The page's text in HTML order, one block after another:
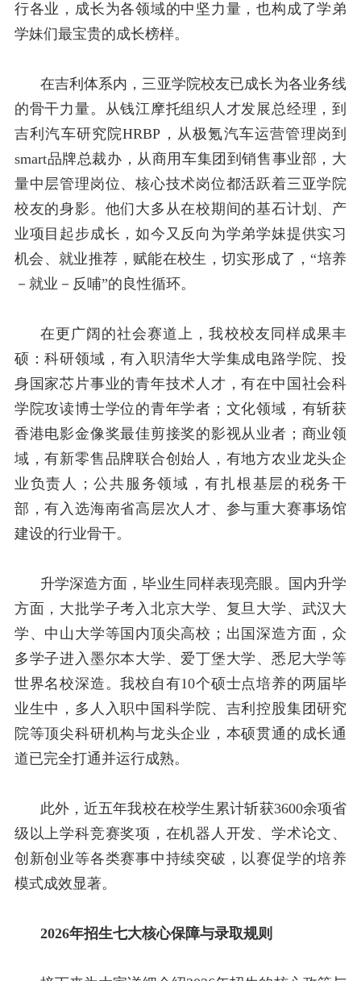
行各业，成长为各领域的中坚力量，也构成了学弟
学妹们最宝贵的成长榜样。
在吉利体系内，三亚学院校友已成长为各业务线
的骨干力量。从钱江摩托组织人才发展总经理，到
吉利汽车研究院HRBP ，从极氪汽车运营管理岗到
smart品牌总裁办，从商用车集团到销售事业部，大
量中层管理岗位、核心技术岗位都活跃着三亚学院
校友的身影。他们大多从在校期间的基石计划、产
业项目起步成长，如今又反向为学弟学妹提供实习
机会、就业推荐，赋能在校生，切实形成了，“培养
－就业－反哺”的良性循环。
在更广阔的社会赛道上，我校校友同样成果丰
硕：科研领域，有入职清华大学集成电路学院、投
身国家芯片事业的青年技术人才，有在中国社会科
学院攻读博士学位的青年学者；文化领域，有斩获
香港电影金像奖最佳剪接奖的影视从业者；商业领
域，有新零售品牌联合创始人，有地方农业龙头企
业负责人；公共服务领域，有扎根基层的税务干
部，有入选海南省高层次人才、参与重大赛事场馆
建设的行业骨干。
升学深造方面，毕业生同样表现亮眼。国内升学
方面，大批学子考入北京大学、复旦大学、武汉大
学、中山大学等国内顶尖高校；出国深造方面，众
多学子进入墨尔本大学、爱丁堡大学、悉尼大学等
世界名校深造。我校自有10个硕士点培养的两届毕
业生中，多人入职中国科学院、吉利控股集团研究
院等顶尖科研机构与龙头企业，本硕贯通的成长通
道已完全打通并运行成熟。
此外，近五年我校在校学生累计斩获3600余项省
级以上学科竞赛奖项，在机器人开发、学术论文、
创新创业等各类赛事中持续突破，以赛促学的培养
模式成效显著。
2026年招生七大核心保障与录取规则